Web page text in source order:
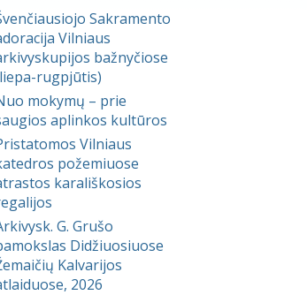
Sakramento
Vilniaus
bažnyčiose
rugpjūtis)
mokymų – prie
aplinkos kultūros
Vilniaus
požemiuose
karališkosios
G. Grušo
Didžiuosiuose
Kalvarijos
2026